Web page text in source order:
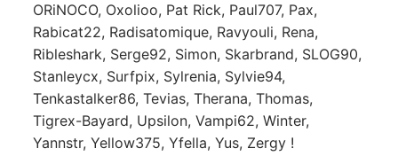
ORiNOCO, Oxolioo, Pat Rick, Paul707, Pax,
Rabicat22, Radisatomique, Ravyouli, Rena,
Ribleshark, Serge92, Simon, Skarbrand, SLOG90,
Stanleycx, Surfpix, Sylrenia, Sylvie94,
Tenkastalker86, Tevias, Therana, Thomas,
Tigrex-Bayard, Upsilon, Vampi62, Winter,
Yannstr, Yellow375, Yfella, Yus, Zergy !